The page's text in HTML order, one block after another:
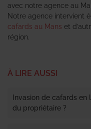
avec notre agence au
Notre agence intervient
cafards au Mans et
région.
À LIRE AUSSI
Invasion de cafards
du propriétaire ?